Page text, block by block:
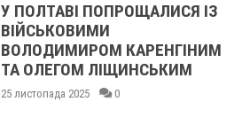
У ПОЛТАВІ ПОПРОЩАЛИСЯ ІЗ
ВІЙСЬКОВИМИ
ВОЛОДИМИРОМ КАРЕНГІНИМ
ТА ОЛЕГОМ ЛІЩИНСЬКИМ
25 листопада 2025 0